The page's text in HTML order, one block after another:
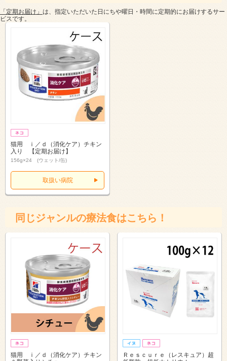
「定期お届け」 は、指定いただいた日にちや曜日・時間に定期的にお届けするサー
ビスです。
猫用 ｉ／ｄ（消化ケア）チキン
入り 【定期お届け】
156g×24 (ウェット/缶)
取扱い病院
同じジャンルの療法食はこちら！
猫用 ｉ／ｄ（消化ケア）チキン
Ｒｅｓｃｕｒｅ（レスキュア）超